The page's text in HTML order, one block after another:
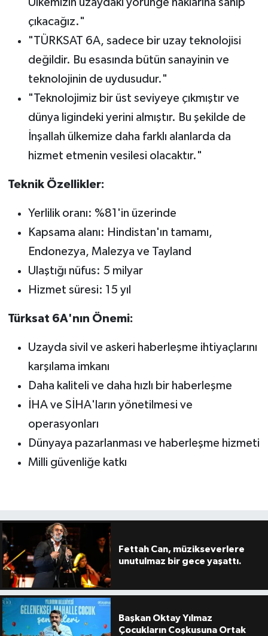
çıkacağız."
"TÜRKSAT 6A, sadece bir uzay teknolojisi
değildir. Bu esasında bütün sanayinin ve
teknolojinin de uydusudur."
"Teknolojimiz bir üst seviyeye çıkmıştır ve
dünya ligindeki yerini almıştır. Bu şekilde de
İnşallah ülkemize daha farklı alanlarda da
hizmet etmenin vesilesi olacaktır."
Teknik Özellikler:
Yerlilik oranı: %81'in üzerinde
Kapsama alanı: Hindistan'ın tamamı,
Endonezya, Malezya ve Tayland
Ulaştığı nüfus: 5 milyar
Hizmet süresi: 15 yıl
Türksat 6A'nın Önemi:
Uzayda sivil ve askeri haberleşme ihtiyaçlarını
karşılama imkanı
Daha kaliteli ve daha hızlı bir haberleşme
İHA ve SİHA'ların yönetilmesi ve
operasyonları
Dünyaya pazarlanması ve haberleşme hizmeti
Milli güvenliğe katkı
Fettah Can, müzikseverlere
unutulmaz bir gece yaşattı.
Başkan Oktay Yılmaz
Çocukların Coşkusuna Ortak